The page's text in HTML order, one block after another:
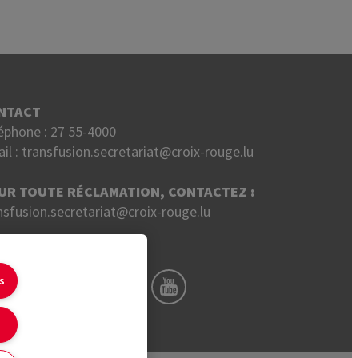
: 27 55-4000
: transfusion.secretariat@croix-rouge.lu
TOUTE RÉCLAMATION, CONTACTEZ :
rouge.lu